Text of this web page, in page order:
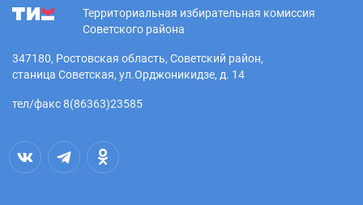
Территориальная избирательная комиссия
Советского района
347180, Ростовская область, Советский район,
станица Советская, ул.Орджоникидзе, д. 14
тел/факс 8(86363)23585